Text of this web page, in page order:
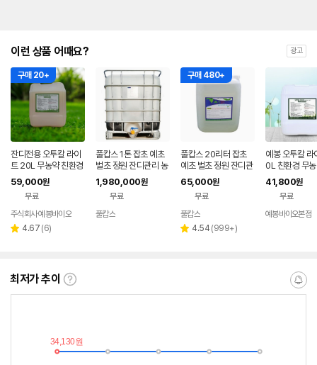
이런 상품 어때요? 광고
구매 20+
잔디전용 오투칼 라이
트 20L 무농약 친환경
제초제
59,000원
무료
주식회사 예봉바이오
별 4.67 리
(6)
풀캅스 1톤 잡초 예초
벌초 정원 잔디관리 농
약제초제 아님 친환경
토양개량제
1,980,000원
무료
풀캅스
구매 480+
풀캅스 20리터 잡초
예초 벌초 정원 잔디관
리 농약 제초제 아님 친
환경 토양개량제
65,000원
무료
풀캅스
별 4.54 리
(999+)
예봉 오투칼 라
0L 친환경 무
소 잔디 골프장
대로 하는 원예
41,800원
무료
예봉바이오본점
최저가 추이
최
이
란?
알